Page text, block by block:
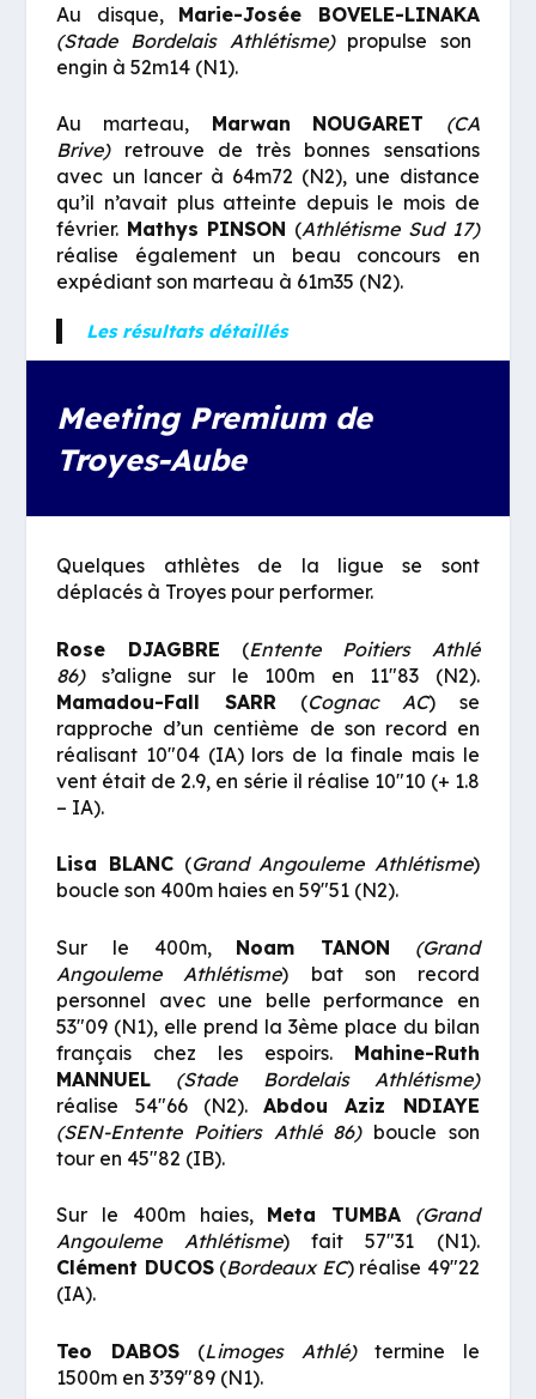
Au disque, Marie-Josée BOVELE-LINAKA
(Stade Bordelais Athlétisme)propulse son
engin à 52m14 (N1).
Au marteau, Marwan NOUGARET (CA
Brive)
retrouve de très bonnes sensations
avec un lancer à 64m72 (N2), une distance
qu’il n’avait plus atteinte depuis le mois de
février. Mathys PINSON (Athlétisme Sud 17)
réalise également un beau concours en
expédiant son marteau à 61m35 (N2).
Les résultats détaillés
Meeting Premium de
Troyes-Aube
Quelques athlètes de la ligue se sont
déplacés à Troyes pour performer.
Rose DJAGBRE (Entente Poitiers Athlé
86) s’aligne sur le 100m en 11″83 (N2).
Mamadou-Fall SARR (Cognac AC) se
rapproche d’un centième de son record en
réalisant 10″04 (IA) lors de la finale mais le
vent était de 2.9, en série il réalise 10″10 (+ 1.8
– IA).
Lisa BLANC(Grand Angouleme Athlétisme)
boucle son 400m haies en 59″51 (N2).
Sur le 400m, Noam TANON
(Grand
Angouleme Athlétisme) bat son record
personnel avec une belle performance en
53″09 (N1), elle prend la 3ème place du bilan
français chez les espoirs. Mahine-Ruth
MANNUEL
(Stade Bordelais Athlétisme)
réalise 54″66 (N2).Abdou Aziz NDIAYE
(SEN-Entente Poitiers Athlé 86)boucle son
tour en 45″82 (IB).
Sur le 400m haies, Meta TUMBA
(Grand
Angouleme Athlétisme) fait 57″31 (N1).
Clément DUCOS(Bordeaux EC) réalise 49″22
(IA).
Teo DABOS (Limoges Athlé)termine le
1500m en 3’39″89 (N1).